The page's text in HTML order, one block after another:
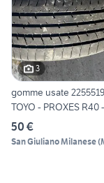
3
gomme usate
TOYO - PROXES R40
50 €
San Giuliano Milanese(